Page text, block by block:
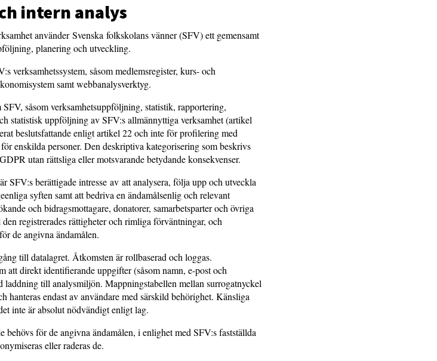
intern analys
använder Svenska folkskolans vänner (SFV) ett gemensamt
planering och utveckling.
verksamhetssystem, såsom medlemsregister, kurs- och
samt webbanalysverktyg.
såsom verksamhetsuppföljning, statistik, rapportering,
statistisk uppföljning av SFV:s allmännyttiga verksamhet (artikel
beslutsfattande enligt artikel 22 och inte för profilering med
enskilda personer. Den deskriptiva kategorisering som beskrivs
utan rättsliga eller motsvarande betydande konsekvenser.
SFV:s berättigade intresse av att analysera, följa upp och utveckla
syften samt att bedriva en ändamålsenlig och relevant
och bidragsmottagare, donatorer, samarbetsparter och övriga
registrerades rättigheter och rimliga förväntningar, och
de angivna ändamålen.
till datalagret. Åtkomsten är rollbaserad och loggas.
att direkt identifierande uppgifter (såsom namn, e-post och
laddning till analysmiljön. Mappningstabellen mellan surrogatnyckel
hanteras endast av användare med särskild behörighet. Känsliga
inte är absolut nödvändigt enligt lag.
behövs för de angivna ändamålen, i enlighet med SFV:s fastställda
eller raderas de.